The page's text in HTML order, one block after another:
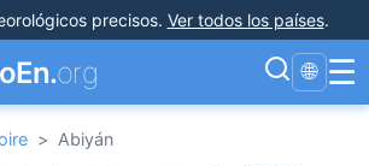
precisos. Ver todos los países.
org 🌐 ☰
> Abiyán